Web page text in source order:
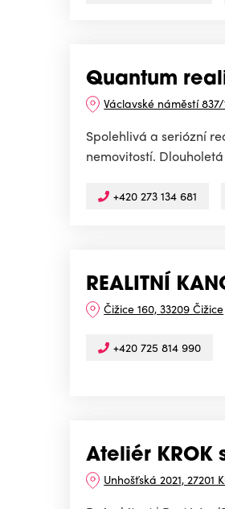
Quantum
Václavské náměstí 837/
Spolehlivá a seriózní
nemovitostí.
+420 273 134 681
REALITNÍ
Čižice 160, 33209 Čižice
+420 725 814 990
Ateliér KROK
Unhošťská 2021, 27201